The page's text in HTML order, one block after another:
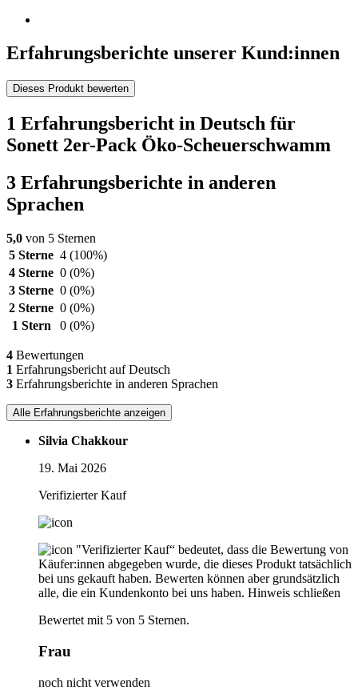
Erfahrungsberichte unserer Kund:innen
Dieses Produkt bewerten
1 Erfahrungsbericht in Deutsch für
Sonett 2er-Pack Öko-Scheuerschwamm
3 Erfahrungsberichte in anderen
Sprachen
5,0 von 5 Sternen
5 Sterne 4 (100%)
4 Sterne 0 (0%)
3 Sterne 0 (0%)
2 Sterne 0 (0%)
1 Stern
0 (0%)
4 Bewertungen
1 Erfahrungsbericht auf Deutsch
3 Erfahrungsberichte in anderen Sprachen
Alle Erfahrungsberichte anzeigen
Silvia Chakkour
19. Mai 2026
Verifizierter Kauf
"Verifizierter Kauf“ bedeutet, dass die Bewertung von
Käufer:innen abgegeben wurde, die dieses Produkt tatsächlich
bei uns gekauft haben. Bewerten können aber grundsätzlich
alle, die ein Kundenkonto bei uns haben. Hinweis schließen
Bewertet mit 5 von 5 Sternen.
Frau
noch nicht verwenden